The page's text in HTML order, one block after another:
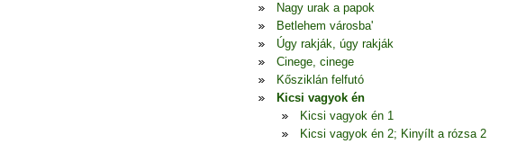
Nagy urak a papok
Betlehem városba'
Úgy rakják, úgy rakják
Cinege, cinege
Kősziklán felfutó
Kicsi vagyok én
Kicsi vagyok én 1
Kicsi vagyok én 2; Kinyílt a rózsa 2